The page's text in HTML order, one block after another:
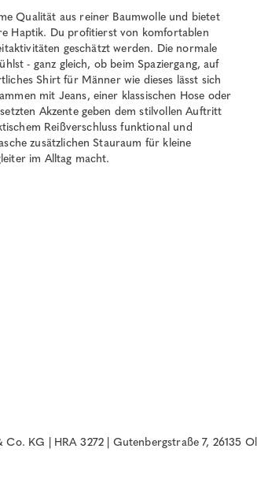
Qualität aus reiner Baumwolle und bietet
Haptik. Du profitierst von komfortablen
geschätzt werden. Die normale
- ganz gleich, ob beim Spaziergang, auf
Shirt für Männer wie dieses lässt sich
mit Jeans, einer klassischen Hose oder
Akzente geben dem stilvollen Auftritt
Reißverschluss funktional und
zusätzlichen Stauraum für kleine
im Alltag macht.
KG | HRA 3272 | Gutenbergstraße 7, 26135